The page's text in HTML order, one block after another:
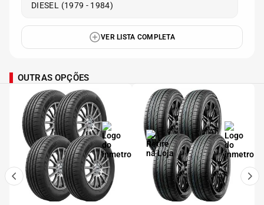
DIESEL (1979 - 1984)
VER LISTA COMPLETA
OUTRAS OPÇÕES